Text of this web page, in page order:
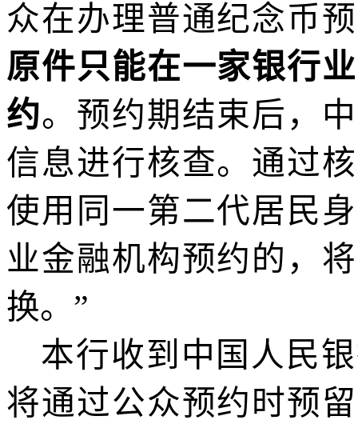
众在办理普通纪念币
原件只能在一家银行
约。预约期结束后，
信息进行核查。通过
使用同一第二代居民
业金融机构预约的，
换。 ”
本行收到中国人民
将通过公众预约时预